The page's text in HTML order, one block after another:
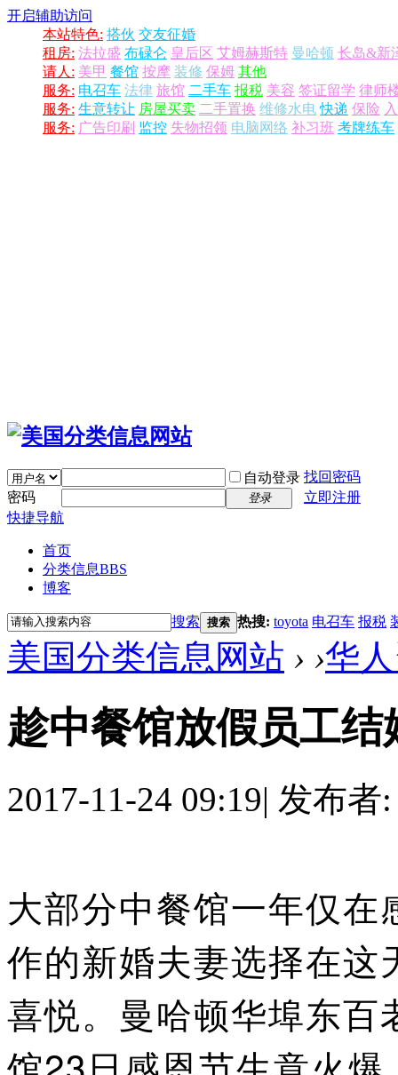
开启辅助访问
本站特色: 搭伙 交友征婚
租房: 法拉盛 布碌仑 皇后区 艾姆赫斯特 曼哈顿 长岛&新
请人: 美甲 餐馆 按摩 装修 保姆 其他
服务: 电召车 法律 旅馆 二手车 报税 美容 签证留学 律师
服务: 生意转让 房屋买卖 二手置换 维修水电 快递 保险
服务: 广告印刷 监控 失物招领 电脑网络 补习班 考牌练车
自动登录 找回密码
密码
登录
立即注册
快捷导航
首页
分类信息BBS
博客
搜索 搜索 热搜: toyota 电召车 报税
美国分类信息网站 › ›华
趁中餐馆放假员工结
2017-11-24 09:19| 发布者
大部分中餐馆一年仅
作的新婚夫妻选择在
喜悦。 曼哈顿华埠东